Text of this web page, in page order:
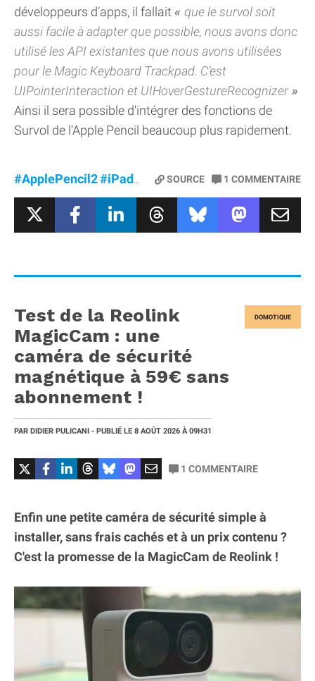
développeurs d’apps, il fallait
que le survol soit
aussi facile à adapter que possible, nous avons donc
utilisé les API existantes que nous avons utilisées
pour le Magic Keyboard Trackpad. C’est
UIPointerInteraction et UIHoverGestureRecognizer
Ainsi il sera possible d'intégrer des fonctions de
Survol de l'Apple Pencil beaucoup plus rapidement.
#ApplePencil2#iPadProM2 #Survol
SOURCE 1 COMMENTAIRE
DOMOTIQUE
Test de la Reolink
MagicCam : une
caméra de sécurité
magnétique à 59€ sans
abonnement !
PAR DIDIER PULICANI - PUBLIÉ LE 8 AOÛT 2026 À 09H31
1 COMMENTAIRE
Enfin une petite caméra de sécurité simple à
installer, sans frais cachés et à un prix contenu ?
C'est la promesse de la MagicCam de Reolink !